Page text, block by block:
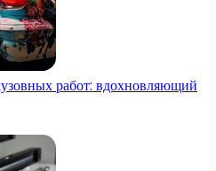
работ: вдохновляющий